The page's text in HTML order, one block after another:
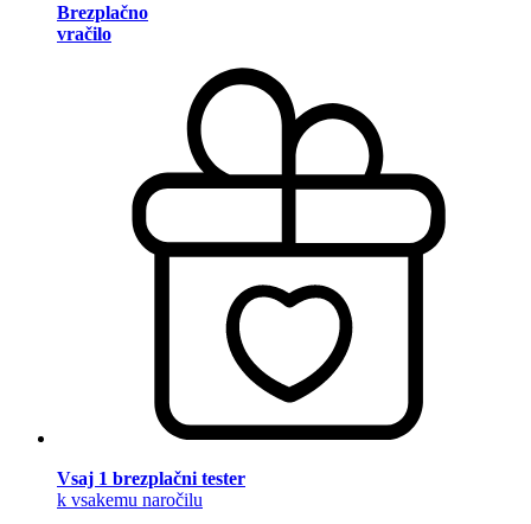
Brezplačno
vračilo
Vsaj 1 brezplačni tester
k vsakemu naročilu